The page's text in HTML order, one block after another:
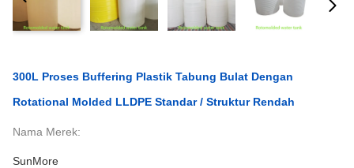
300L Proses Buffering Plastik Tabung Bulat Dengan
Rotational Molded LLDPE Standar / Struktur Rendah
Nama Merek:
SunMore